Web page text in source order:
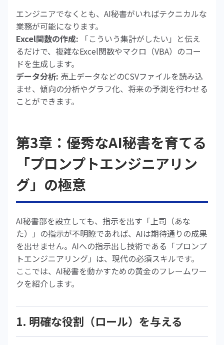
エンジニアでなくとも、AI秘書がいればテクニカルな
業務が可能になります。
Excel関数の作成: 「こういう集計がしたい」と伝え
るだけで、複雑なExcel関数やマクロ（VBA）のコー
ドを生成します。
データ分析: 売上データなどのCSVファイルを読み込
ませ、傾向の分析やグラフ化、将来の予測を行わせる
ことができます。
第3章：優秀なAI秘書を育てる
「プロンプトエンジニアリン
グ」の極意
AI秘書部を設立しても、指示を出す「上司（あな
た）」の指示が不明瞭であれば、AIは期待通りの成果
を出せません。AIへの指示出し技術である「プロンプ
トエンジニアリング」は、現代の必須スキルです。
ここでは、AI秘書を動かすための黄金のフレームワー
クを紹介します。
1. 明確な役割（ロール）を与える